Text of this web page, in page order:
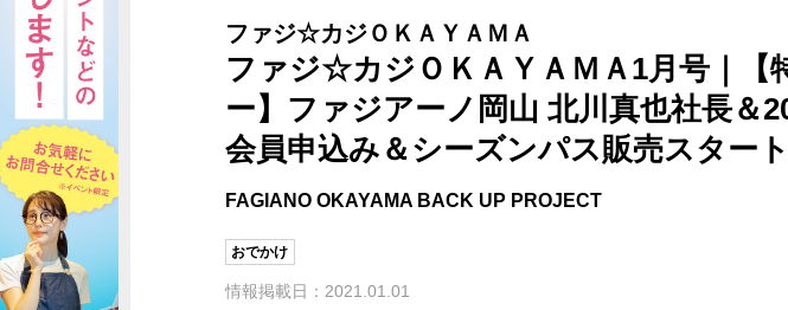
ファジ☆カジＯＫＡＹＡＭＡ
ファジ☆カジＯＫＡＹＡＭＡ1月号｜【
ー】ファジアーノ岡山 北川真也社長＆
会員申込み＆シーズンパス販売スタート
FAGIANO OKAYAMA BACK UP PROJECT
おでかけ
情報掲載日：2021.01.01